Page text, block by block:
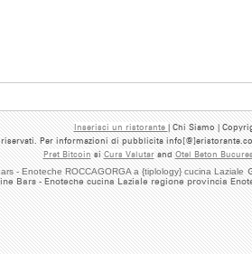
- Enoteche ROCCAGORGA a {tiplology} cucina Laziale
Bars - Enoteche cucina Laziale regione provincia
Inserisci un ristorante | Chi Siamo |
Per informazioni di pubblicita
Pret BitcoinsiCurs ValutarandOtel Beton